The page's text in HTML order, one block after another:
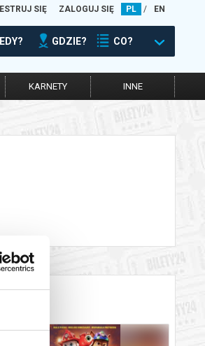
SIĘ ZALOGUJ SIĘ PL / EN
GDZIE? CO?
KARNETY INNE